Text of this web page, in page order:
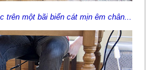
trên một bãi biển cát mịn êm chân...